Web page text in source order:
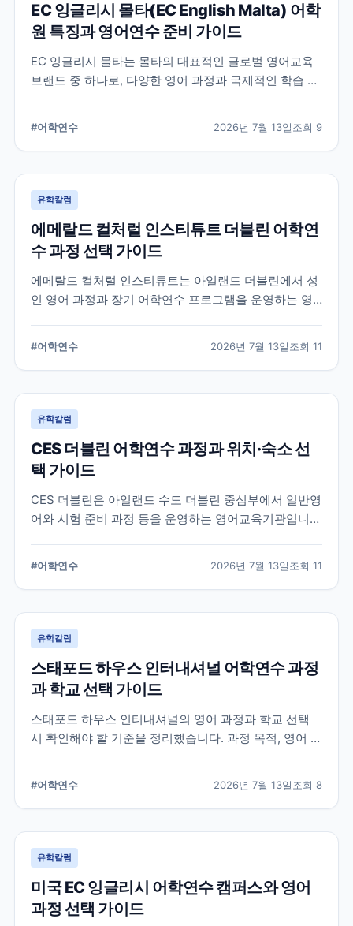
EC 잉글리시 몰타(EC English Malta) 어학
원 특징과 영어연수 준비 가이드
EC 잉글리시 몰타는 몰타의 대표적인 글로벌 영어교육
브랜드 중 하나로, 다양한 영어 과정과 국제적인 학습 환
습니다.
#어학연수 2026년 7월 13일조회 9
유학칼럼
에메랄드 컬처럴 인스티튜트 더블린 어학연
수 과정 선택 가이드
에메랄드 컬처럴 인스티튜트는 아일랜드 더블린에서 성
인 영어 과정과 장기 어학연수 프로그램을 운영하는 영
기준을 정리합니다.
#어학연수 2026년 7월 13일조회 11
유학칼럼
CES 더블린 어학연수 과정과 위치·숙소 선
택 가이드
CES 더블린은 아일랜드 수도 더블린 중심부에서 일반영
어와 시험 준비 과정 등을 운영하는 영어교육기관입니
#어학연수 2026년 7월 13일조회 11
유학칼럼
스태포드 하우스 인터내셔널 어학연수 과정
과 학교 선택 가이드
스태포드 하우스 인터내셔널의 영어 과정과 학교 선택
시 확인해야 할 기준을 정리했습니다. 과정 목적, 영어 수
#어학연수 2026년 7월 13일조회 8
유학칼럼
미국 EC 잉글리시 어학연수 캠퍼스와 영어
과정 선택 가이드